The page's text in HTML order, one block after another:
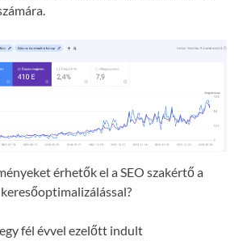
érhetők el a SEO szakértő a
keresőoptimalizálással?
fél évvel ezelőtt indult